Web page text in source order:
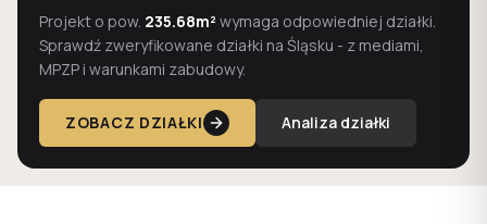
Projekt o pow. 235.68m² wymaga odpowiedniej działki.
Sprawdź zweryfikowane działki na Śląsku - z mediami,
MPZP i warunkami zabudowy.
ZOBACZ DZIAŁKI Analiza działki